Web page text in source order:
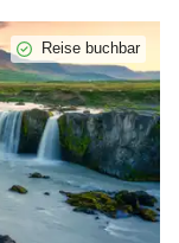
Reise buchbar